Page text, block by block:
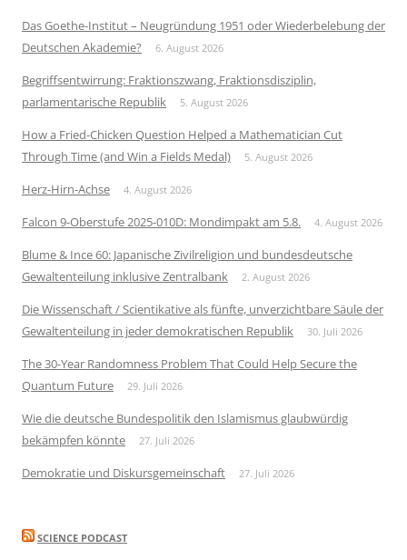
Das Goethe-Institut – Neugründung 1951 oder Wiederbelebung der
Deutschen Akademie?
6. August 2026
Begriffsentwirrung: Fraktionszwang, Fraktionsdisziplin,
parlamentarische Republik
5. August 2026
How a Fried-Chicken Question Helped a Mathematician Cut
Through Time (and Win a Fields Medal)
5. August 2026
Herz-Hirn-Achse 4. August 2026
Falcon 9-Oberstufe 2025-010D: Mondimpakt am 5.8. 4. August 2026
Blume & Ince 60: Japanische Zivilreligion und bundesdeutsche
Gewaltenteilung inklusive Zentralbank
2. August 2026
Die Wissenschaft / Scientikative als fünfte, unverzichtbare Säule der
Gewaltenteilung in jeder demokratischen Republik
30. Juli 2026
The 30-Year Randomness Problem That Could Help Secure the
Quantum Future
29. Juli 2026
Wie die deutsche Bundespolitik den Islamismus glaubwürdig
bekämpfen könnte
27. Juli 2026
Demokratie und Diskursgemeinschaft 27. Juli 2026
SCIENCE PODCAST